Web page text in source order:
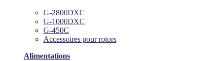
G-2800DXC
G-1000DXC
G-450C
Accessoires pour rotors
Alimentations